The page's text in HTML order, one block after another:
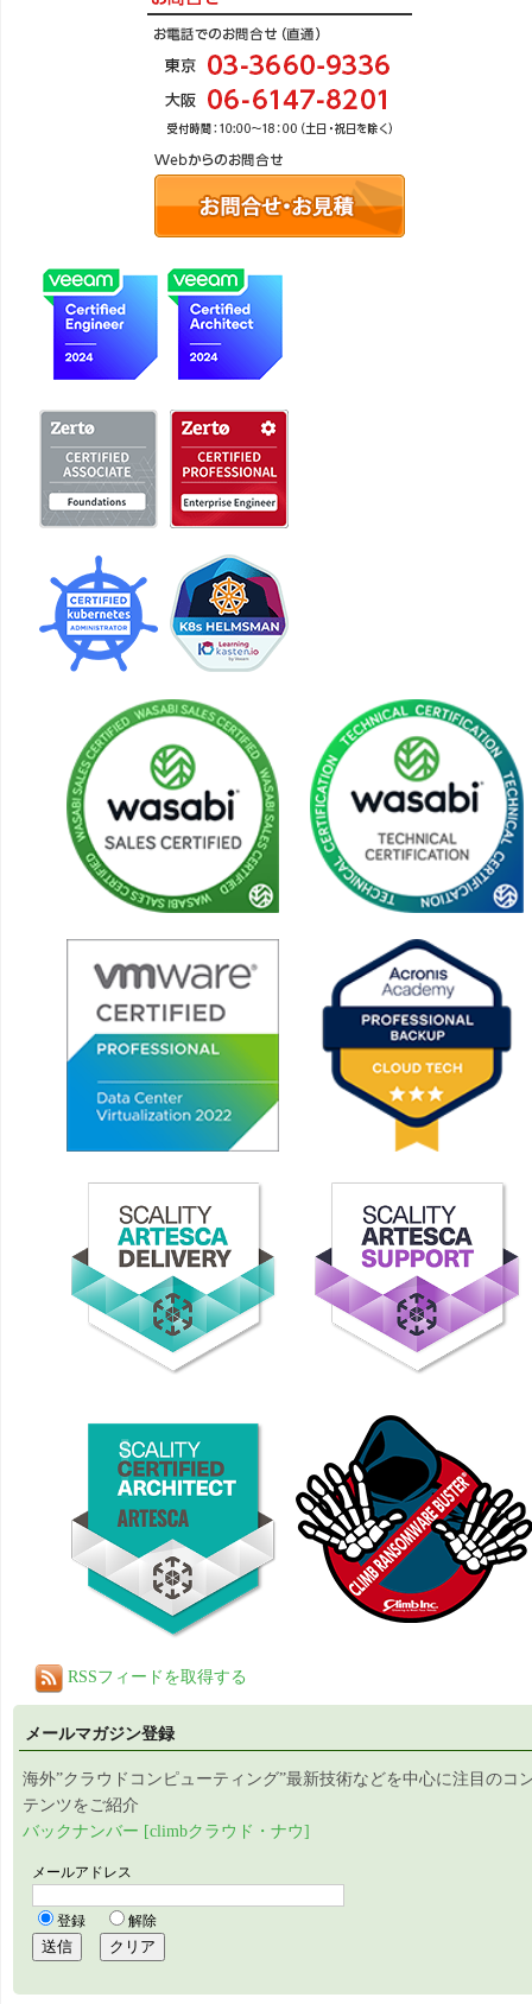
RSSフィードを取得する
メールマガジン登録
海外”クラウドコンピューティング”最新技術などを中心に注目のコ
テンツをご紹介
バックナンバー [climbクラウド・ナウ]